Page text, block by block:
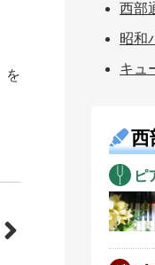
を
西部
昭和
キュ
西
ピ